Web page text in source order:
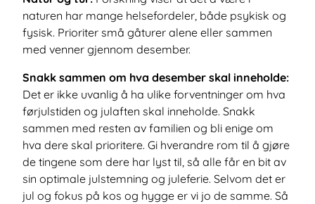
naturen har mange helsefordeler, både psykisk og
fysisk. Prioriter små gåturer alene eller sammen
med venner gjennom desember.
Snakk sammen om hva desember skal inneholde:
Det er ikke uvanlig å ha ulike forventninger om hva
førjulstiden og julaften skal inneholde. Snakk
sammen med resten av familien og bli enige om
hva dere skal prioritere. Gi hverandre rom til å gjøre
de tingene som dere har lyst til, så alle får en bit av
sin optimale julstemning og juleferie. Selvom det er
jul og fokus på kos og hygge er vi jo de samme. Så